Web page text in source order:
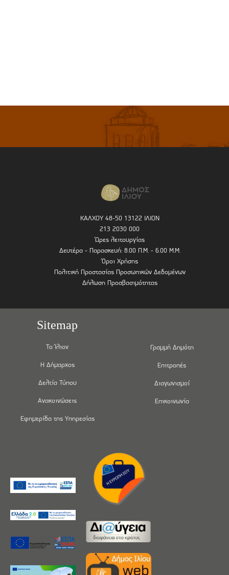
ΚΑΛΧΟΥ 48-50 13122 ΙΛΙΟΝ
213 2030 000
Ώρες λειτουργίας
Δευτέρα - Παρασκευή: 8.00 Π.Μ. - 6.00 Μ.Μ.
Όροι Χρήσης
Πολιτική Προστασίας Προσωπικών Δεδομένων
Δήλωση Προσβασιμότητας
Sitemap
Το Ίλιον
Η Δήμαρχος
Δελτία Τύπου
Ανακοινώσεις
Εφημερίδα της Υπηρεσίας
Γραμμή Δημότη
Επιτροπές
Διαγωνισμοί
Επικοινωνία